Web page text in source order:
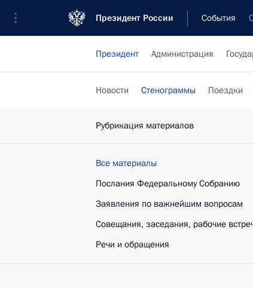
Президент России События
Президент Администрация
Новости Стенограммы Поездки
Рубрикация материалов
Все материалы
Послания Федеральному Собранию
Заявления по важнейшим вопросам
Совещания, заседания, рабочие
Речи и обращения